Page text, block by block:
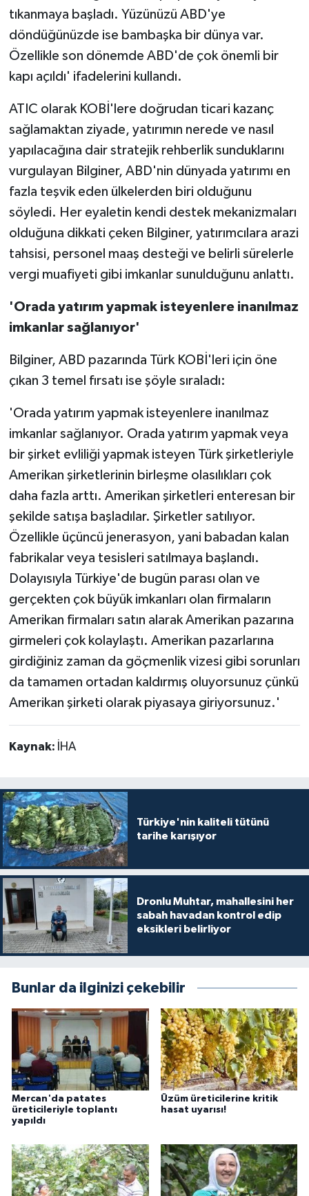
tıkanmaya başladı. Yüzünüzü ABD'ye
döndüğünüzde ise bambaşka bir dünya var.
Özellikle son dönemde ABD'de çok önemli bir
kapı açıldı' ifadelerini kullandı.
ATIC olarak KOBİ'lere doğrudan ticari kazanç
sağlamaktan ziyade, yatırımın nerede ve nasıl
yapılacağına dair stratejik rehberlik sunduklarını
vurgulayan Bilginer, ABD'nin dünyada yatırımı en
fazla teşvik eden ülkelerden biri olduğunu
söyledi. Her eyaletin kendi destek mekanizmaları
olduğuna dikkati çeken Bilginer, yatırımcılara arazi
tahsisi, personel maaş desteği ve belirli sürelerle
vergi muafiyeti gibi imkanlar sunulduğunu anlattı.
'Orada yatırım yapmak isteyenlere inanılmaz
imkanlar sağlanıyor'
Bilginer, ABD pazarında Türk KOBİ'leri için öne
çıkan 3 temel fırsatı ise şöyle sıraladı:
'Orada yatırım yapmak isteyenlere inanılmaz
imkanlar sağlanıyor. Orada yatırım yapmak veya
bir şirket evliliği yapmak isteyen Türk şirketleriyle
Amerikan şirketlerinin birleşme olasılıkları çok
daha fazla arttı. Amerikan şirketleri enteresan bir
şekilde satışa başladılar. Şirketler satılıyor.
Özellikle üçüncü jenerasyon, yani babadan kalan
fabrikalar veya tesisleri satılmaya başlandı.
Dolayısıyla Türkiye'de bugün parası olan ve
gerçekten çok büyük imkanları olan firmaların
Amerikan firmaları satın alarak Amerikan pazarına
girmeleri çok kolaylaştı. Amerikan pazarlarına
girdiğiniz zaman da göçmenlik vizesi gibi sorunları
da tamamen ortadan kaldırmış oluyorsunuz çünkü
Amerikan şirketi olarak piyasaya giriyorsunuz.'
Kaynak: İHA
Türkiye'nin kaliteli tütünü
tarihe karışıyor
Dronlu Muhtar, mahallesini her
sabah havadan kontrol edip
eksikleri belirliyor
Bunlar da ilginizi çekebilir
Mercan'da patates
üreticileriyle toplantı
yapıldı
Üzüm üreticilerine kritik
hasat uyarısı!